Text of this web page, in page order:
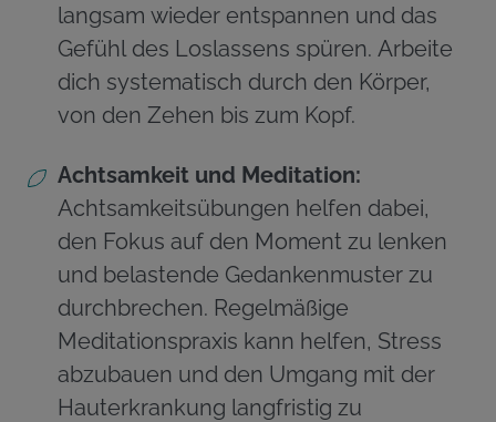
langsam wieder entspannen und das
Gefühl des Loslassens spüren. Arbeite
dich systematisch durch den Körper,
von den Zehen bis zum Kopf.
Achtsamkeit und Meditation:
Achtsamkeitsübungen helfen dabei,
den Fokus auf den Moment zu lenken
und belastende Gedankenmuster zu
durchbrechen. Regelmäßige
Meditationspraxis kann helfen, Stress
abzubauen und den Umgang mit der
Hauterkrankung langfristig zu